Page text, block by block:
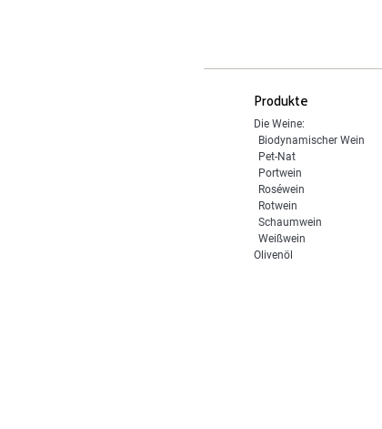
Produkte
Die Weine:
Biodynamischer Wein
Pet-Nat
Portwein
Roséwein
Rotwein
Schaumwein
Weißwein
Olivenöl